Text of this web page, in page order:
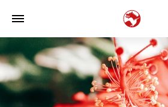
UNSER UNTERNEHMEN
NEWSROOM